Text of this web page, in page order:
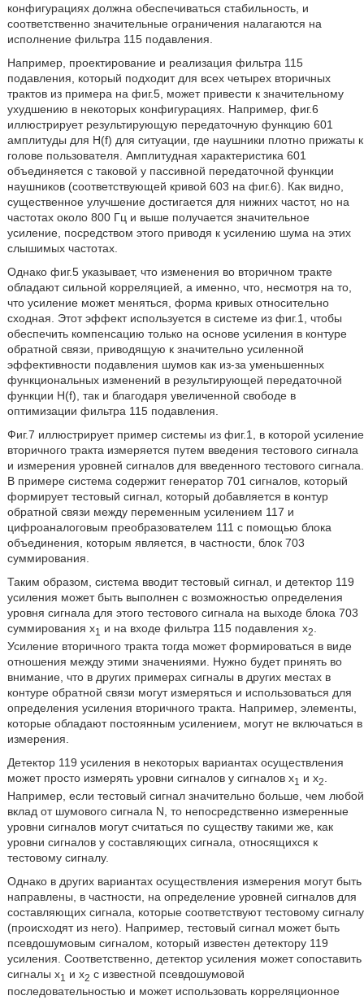
конфигурациях должна обеспечиваться стабильность, и
соответственно значительные ограничения налагаются на
исполнение фильтра 115 подавления.
Например, проектирование и реализация фильтра 115
подавления, который подходит для всех четырех вторичных
трактов из примера на фиг.5, может привести к значительному
ухудшению в некоторых конфигурациях. Например, фиг.6
иллюстрирует результирующую передаточную функцию 601
амплитуды для H(f) для ситуации, где наушники плотно прижаты к
голове пользователя. Амплитудная характеристика 601
объединяется с таковой у пассивной передаточной функции
наушников (соответствующей кривой 603 на фиг.6). Как видно,
существенное улучшение достигается для нижних частот, но на
частотах около 800 Гц и выше получается значительное
усиление, посредством этого приводя к усилению шума на этих
слышимых частотах.
Однако фиг.5 указывает, что изменения во вторичном тракте
обладают сильной корреляцией, а именно, что, несмотря на то,
что усиление может меняться, форма кривых относительно
сходная. Этот эффект используется в системе из фиг.1, чтобы
обеспечить компенсацию только на основе усиления в контуре
обратной связи, приводящую к значительно усиленной
эффективности подавления шумов как из-за уменьшенных
функциональных изменений в результирующей передаточной
функции H(f), так и благодаря увеличенной свободе в
оптимизации фильтра 115 подавления.
Фиг.7 иллюстрирует пример системы из фиг.1, в которой усиление
вторичного тракта измеряется путем введения тестового сигнала
и измерения уровней сигналов для введенного тестового сигнала.
В примере система содержит генератор 701 сигналов, который
формирует тестовый сигнал, который добавляется в контур
обратной связи между переменным усилением 117 и
цифроаналоговым преобразователем 111 с помощью блока
объединения, которым является, в частности, блок 703
суммирования.
Таким образом, система вводит тестовый сигнал, и детектор 119
усиления может быть выполнен с возможностью определения
уровня сигнала для этого тестового сигнала на выходе блока 703
суммирования x1 и на входе фильтра 115 подавления x2
Усиление вторичного тракта тогда может формироваться в виде
отношения между этими значениями. Нужно будет принять во
внимание, что в других примерах сигналы в других местах в
контуре обратной связи могут измеряться и использоваться для
определения усиления вторичного тракта. Например, элементы,
которые обладают постоянным усилением, могут не включаться в
измерения.
Детектор 119 усиления в некоторых вариантах осуществления
может просто измерять уровни сигналов у сигналов x1 и x2
Например, если тестовый сигнал значительно больше, чем любой
вклад от шумового сигнала N, то непосредственно измеренные
уровни сигналов могут считаться по существу такими же, как
уровни сигналов у составляющих сигнала, относящихся к
тестовому сигналу.
Однако в других вариантах осуществления измерения могут быть
направлены, в частности, на определение уровней сигналов для
составляющих сигнала, которые соответствуют тестовому сигналу
(происходят из него). Например, тестовый сигнал может быть
псевдошумовым сигналом, который известен детектору 119
усиления. Соответственно, детектор усиления может сопоставить
сигналы x1 и x2 с известной псевдошумовой
последовательностью и может использовать корреляционное